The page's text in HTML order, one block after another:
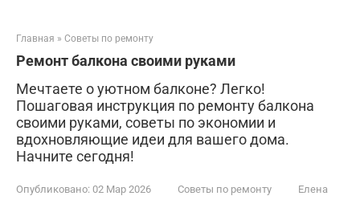
Главная » Советы по ремонту
Ремонт балкона своими руками
Мечтаете о уютном балконе? Легко!
Пошаговая инструкция по ремонту балкона
своими руками, советы по экономии и
вдохновляющие идеи для вашего дома.
Начните сегодня!
Опубликовано: 02 Мар 2026 Советы по ремонту
Елена